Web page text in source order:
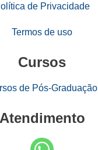
de Privacidade
Termos de uso
Cursos
de Pós-Graduação
Atendimento